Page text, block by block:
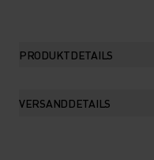
PRODUKTDETAILS
VERSANDDETAILS